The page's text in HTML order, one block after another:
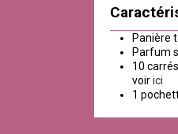
Panière
Parfum
10
voirici
1